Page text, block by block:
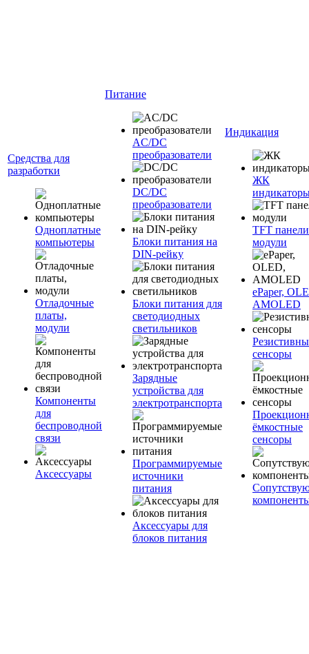
Средства для
разработки
Одноплатные
компьютеры
Отладочные
платы,
модули
Компоненты
для
беспроводной
связи
Аксессуары
Питание
AC/DC
преобразователи
DC/DC
преобразователи
Блоки питания на
DIN-рейку
Блоки питания для
светодиодных
светильников
Зарядные
устройства для
электротранспорта
Программируемые
источники
питания
Аксессуары для
блоков питания
Индикация
ЖК
TFT
модули
ePaper,
AMOLED
сенсоры
ёмкостные
сенсоры